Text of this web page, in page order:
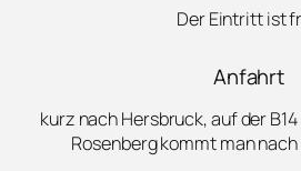
Der Eintritt ist
Anfahrt
kurz nach Hersbruck, auf der
Rosenberg kommt man